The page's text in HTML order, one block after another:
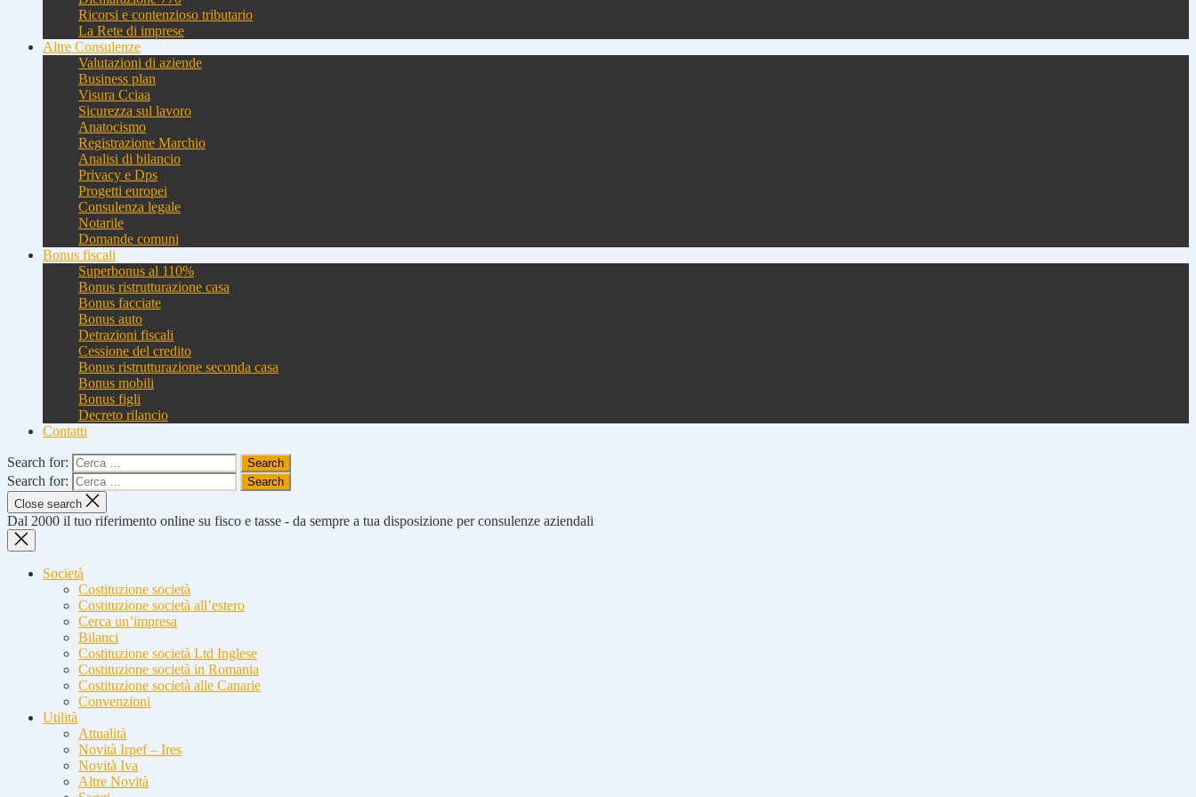
Ricorsi e contenzioso tributario
La Rete di imprese
Altre Consulenze
Valutazioni di aziende
Business plan
Visura Cciaa
Sicurezza sul lavoro
Anatocismo
Registrazione Marchio
Analisi di bilancio
Privacy e Dps
Progetti europei
Consulenza legale
Notarile
Domande comuni
Bonus fiscali
Superbonus al 110%
Bonus ristrutturazione casa
Bonus facciate
Bonus auto
Detrazioni fiscali
Cessione del credito
Bonus ristrutturazione seconda casa
Bonus mobili
Bonus figli
Decreto rilancio
Contatti
Search for:
Search for:
Close search
Dal 2000 il tuo riferimento online su fisco e tasse - da sempre a tua disposizione per consulenze aziendali
Società
Costituzione società
Costituzione società all’estero
Cerca un’impresa
Bilanci
Costituzione società Ltd Inglese
Costituzione società in Romania
Costituzione società alle Canarie
Convenzioni
Utilità
Attualità
Novità Irpef – Ires
Novità Iva
Altre Novità